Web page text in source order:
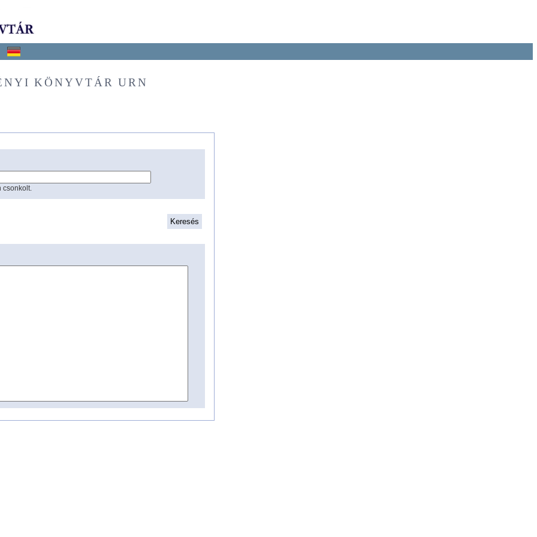
KÖNYVTÁR URN
csonkolt.